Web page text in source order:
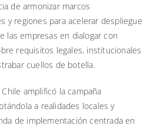
de armonizar marcos
y regiones para acelerar despliegue
las empresas en dialogar con
requisitos legales, institucionales
cuellos de botella.
amplificó la campaña
a realidades locales y
de implementación centrada en